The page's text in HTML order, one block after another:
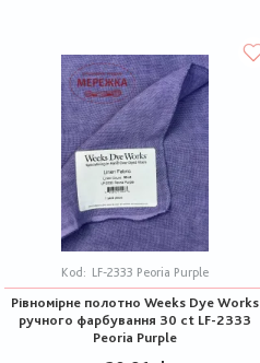
Kod: LF-2333 Peoria Purple
Рівномірне полотно Weeks Dye Works
ручного фарбування 30 ct LF-2333
Peoria Purple